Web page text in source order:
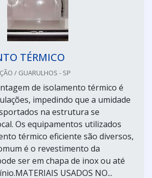
TÉRMICO
/ GUARULHOS - SP
de isolamento térmico é
impedindo que a umidade
na estrutura se
Os equipamentos utilizados
térmico eficiente são diversos,
é o revestimento da
ser em chapa de inox ou até
USADOS NO...